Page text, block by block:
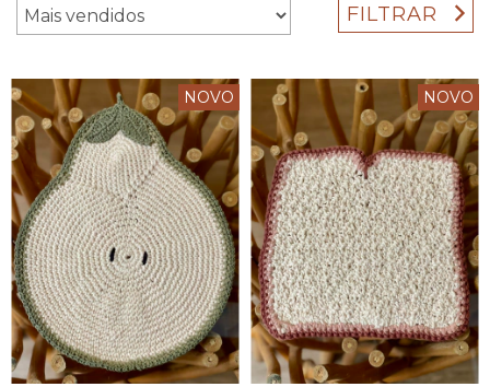
FILTRAR
NOVO NOVO